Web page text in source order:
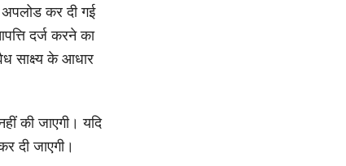
कर दी गई
दर्ज करने का
साक्ष्य के आधार
की जाएगी। यदि
दी जाएगी।